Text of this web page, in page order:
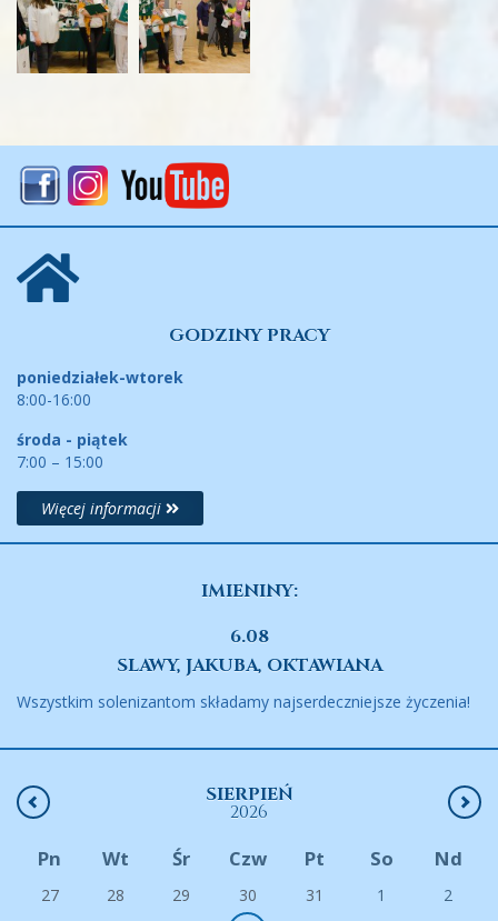
GODZINY PRACY
poniedziałek-wtorek
8:00-16:00
środa - piątek
7:00 – 15:00
Więcej informacji
IMIENINY:
6.08
SLAWY, JAKUBA, OKTAWIANA
Wszystkim solenizantom składamy najserdeczniejsze życzenia!
SIERPIEŃ
2026
Pn Wt Śr Czw Pt So Nd
27 28 29 30 31 1
2